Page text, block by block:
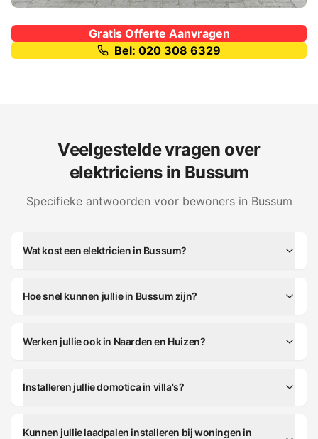
Gratis Offerte Aanvragen
Bel: 020 308 6329
Veelgestelde vragen over
elektriciens in Bussum
Specifieke antwoorden voor bewoners in Bussum
Wat kost een elektricien in Bussum?
Hoe snel kunnen jullie in Bussum zijn?
Werken jullie ook in Naarden en Huizen?
Installeren jullie domotica in villa's?
Kunnen jullie laadpalen installeren bij woningen in